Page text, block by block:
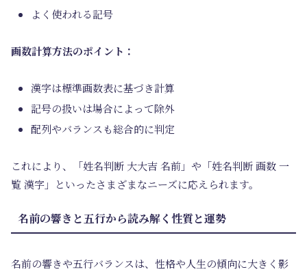
よく使われる記号
画数計算方法のポイント：
漢字は標準画数表に基づき計算
記号の扱いは場合によって除外
配列やバランスも総合的に判定
これにより、「姓名判断 大大吉 名前」や「姓名判断 画数 一
覧 漢字」といったさまざまなニーズに応えられます。
名前の響きと五行から読み解く性質と運勢
名前の響きや五行バランスは、性格や人生の傾向に大きく影